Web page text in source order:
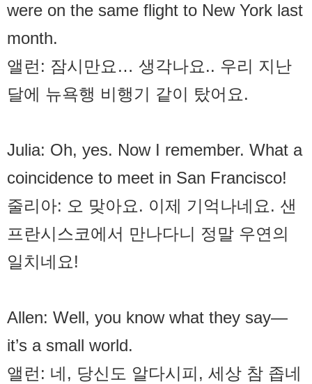
were on the same flight to New York last
month.
앨런: 잠시만요… 생각나요.. 우리 지난
달에 뉴욕행 비행기 같이 탔어요.
Julia: Oh, yes. Now I remember. What a
coincidence to meet in San Francisco!
줄리아: 오 맞아요. 이제 기억나네요. 샌
프란시스코에서 만나다니 정말 우연의
일치네요!
Allen: Well, you know what they say—
it’s a small world.
앨런: 네, 당신도 알다시피, 세상 참 좁네